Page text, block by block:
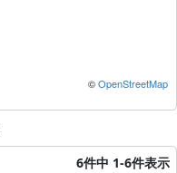
©OpenStreetMap
6件中 1-6件表示